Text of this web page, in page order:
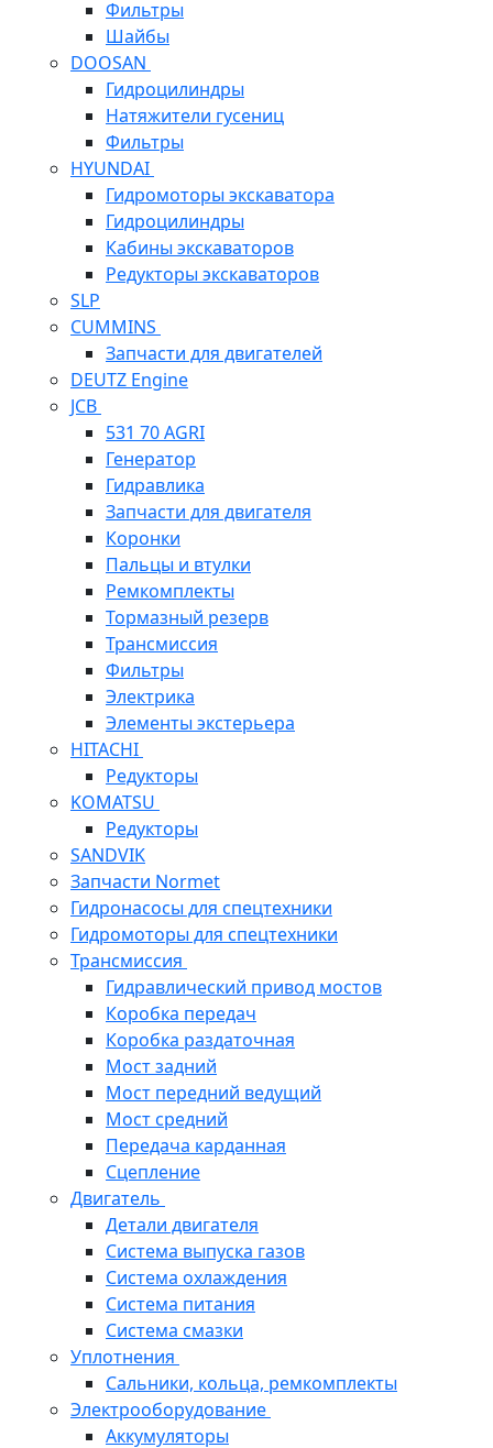
Фильтры
Шайбы
DOOSAN
Гидроцилиндры
Натяжители гусениц
Фильтры
HYUNDAI
Гидромоторы экскаватора
Гидроцилиндры
Кабины экскаваторов
Редукторы экскаваторов
SLP
CUMMINS
Запчасти для двигателей
DEUTZ Engine
JCB
531 70 AGRI
Генератор
Гидравлика
Запчасти для двигателя
Коронки
Пальцы и втулки
Ремкомплекты
Тормазный резерв
Трансмиссия
Фильтры
Электрика
Элементы экстерьера
HITACHI
Редукторы
KOMATSU
Редукторы
SANDVIK
Запчасти Normet
Гидронасосы для спецтехники
Гидромоторы для спецтехники
Трансмиссия
Гидравлический привод мостов
Коробка передач
Коробка раздаточная
Мост задний
Мост передний ведущий
Мост средний
Передача карданная
Сцепление
Двигатель
Детали двигателя
Система выпуска газов
Система охлаждения
Система питания
Система смазки
Уплотнения
Сальники, кольца, ремкомплекты
Электрооборудование
Аккумуляторы